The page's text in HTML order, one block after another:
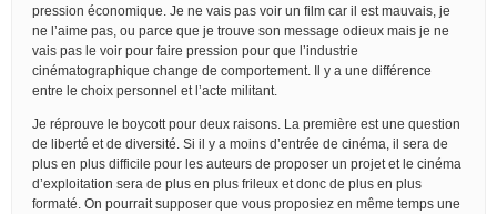
pression économique. Je ne vais pas voir un film car il est mauvais, je
ne l’aime pas, ou parce que je trouve son message odieux mais je ne
vais pas le voir pour faire pression pour que l’industrie
cinématographique change de comportement. Il y a une différence
entre le choix personnel et l’acte militant.
Je réprouve le boycott pour deux raisons. La première est une question
de liberté et de diversité. Si il y a moins d’entrée de cinéma, il sera de
plus en plus difficile pour les auteurs de proposer un projet et le cinéma
d’exploitation sera de plus en plus frileux et donc de plus en plus
formaté. On pourrait supposer que vous proposiez en même temps une